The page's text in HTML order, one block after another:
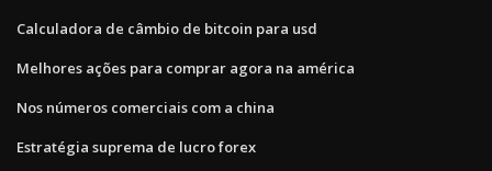
Calculadora de câmbio de bitcoin para usd
Melhores ações para comprar agora na américa
Nos números comerciais com a china
Estratégia suprema de lucro forex